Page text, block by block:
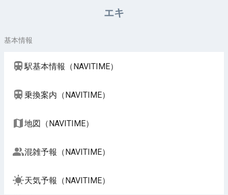
エキ
基本情報
駅基本情報（NAVITIME）
乗換案内（NAVITIME）
地図（NAVITIME）
混雑予報（NAVITIME）
天気予報（NAVITIME）